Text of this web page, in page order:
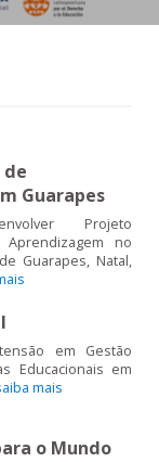
de
Guarapes
Projeto
Aprendizagem no
Guarapes, Natal,
em Gestão
Educacionais em
mais
o Mundo